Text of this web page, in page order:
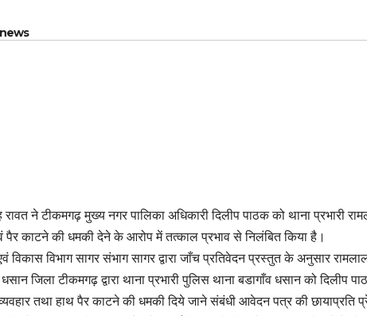
रावत ने टीकमगढ़ मुख्य नगर पालिका अधिकारी दिलीप पाठक को थाना प्रभारी
पैर काटने की धमकी देने के आरोप में तत्काल प्रभाव से निलंबित किया है।
विभाग सागर संभाग सागर द्वारा जाँच प्रतिवेदन प्रस्तुत के अनुसार
जिला टीकमगढ़ द्वारा थाना प्रभारी पुलिस थाना बडागाँव धसान को दिलीप
व्यवहार तथा हाथ पैर काटने की धमकी दिये जाने संबंधी आवेदन पत्र की छायाप्रति